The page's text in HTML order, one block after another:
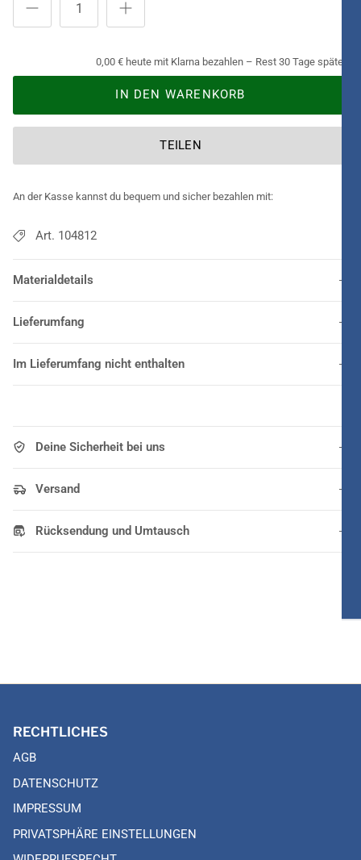
0,00 € heute mit Klarna bezahlen – Rest 30 Tage später.
IN DEN WARENKORB
TEILEN
An der Kasse kannst du bequem und sicher bezahlen mit:
Art. 104812
Materialdetails
Lieferumfang
Im Lieferumfang nicht enthalten
Deine Sicherheit bei uns
Versand
Rücksendung und Umtausch
RECHTLICHES
AGB
DATENSCHUTZ
IMPRESSUM
PRIVATSPHÄRE EINSTELLUNGEN